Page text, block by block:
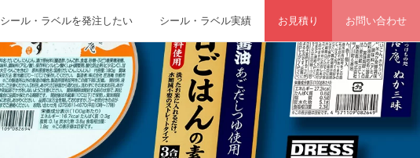
シール・ラベルを発注したい シール・ラベル実績 お見積り お問い合わせ